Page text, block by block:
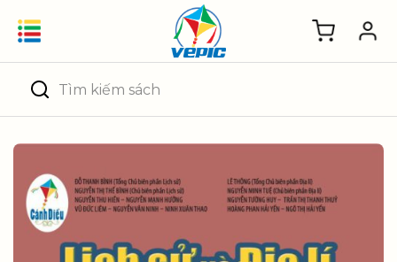
Tìm
kiếm: